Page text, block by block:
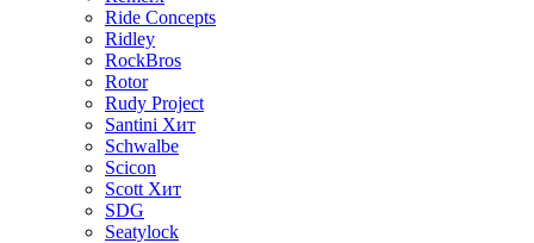
Ride Concepts
Ridley
RockBros
Rotor
Rudy Project
Santini Хит
Schwalbe
Scicon
Scott Хит
SDG
Seatylock